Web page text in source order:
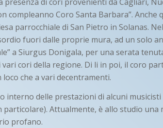
compleanno Coro Santa Barbara”. Anche
parrocchiale di San Pietro in Solanas.
fuori dalle proprie mura, ad un solo
a Siurgus Donigala, per una serata
cori della regione. Di li in poi, il coro
che a vari decentramenti.
interno delle prestazioni di alcuni musicisti
Attualmente, è allo studio una
profano.